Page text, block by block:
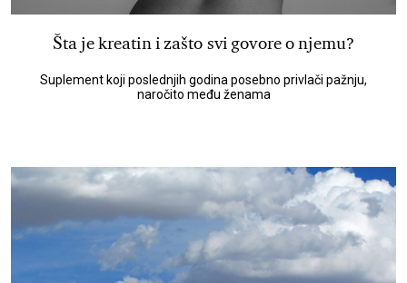
Šta je kreatin i zašto svi govore o njemu?
Suplement koji poslednjih godina posebno privlači pažnju,
naročito među ženama